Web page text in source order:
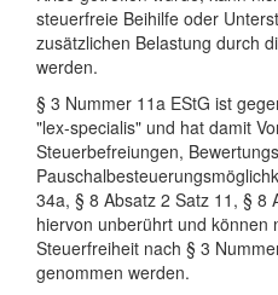
steuerfreie Beihilfe oder
zusätzlichen Belastung durch
werden.
§ 3 Nummer 11a EStG ist
"lex-specialis" und hat damit
Steuerbefreiungen,
34a, § 8 Absatz 2 Satz 11, § 8
hiervon unberührt und können
Steuerfreiheit nach § 3
genommen werden.